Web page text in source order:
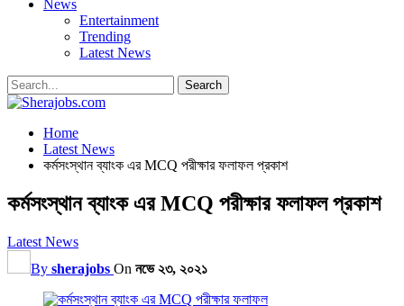
News
Entertainment
Trending
Latest News
Home
Latest News
কর্মসংস্থান ব্যাংক এর MCQ পরীক্ষার ফলাফল প্রকাশ
কর্মসংস্থান ব্যাংক এর MCQ পরীক্ষার ফলাফল প্রকাশ
Latest News
By sherajobs On নভে ২৩, ২০২১